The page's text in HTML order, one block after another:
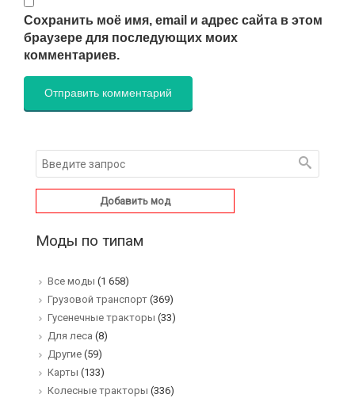
Сохранить моё имя, email и адрес сайта в этом
браузере для последующих моих
комментариев.
Добавить мод
Моды по типам
Все моды (1 658)
Грузовой транспорт (369)
Гусенечные тракторы (33)
Для леса (8)
Другие (59)
Карты (133)
Колесные тракторы (336)